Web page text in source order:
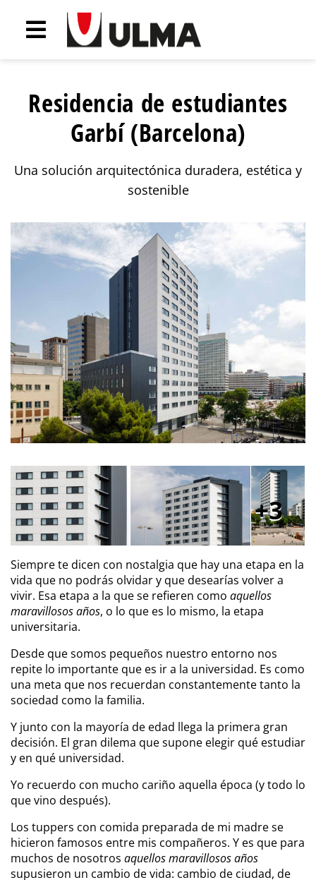
Residencia de estudiantes
Garbí (Barcelona)
Una solución arquitectónica duradera, estética y
sostenible
3
Siempre te dicen con nostalgia que hay una etapa en la
vida que no podrás olvidar y que desearías volver a
vivir. Esa etapa a la que se refieren como aquellos
maravillosos años, o lo que es lo mismo, la etapa
universitaria.
Desde que somos pequeños nuestro entorno nos
repite lo importante que es ir a la universidad. Es como
una meta que nos recuerdan constantemente tanto la
sociedad como la familia.
Y junto con la mayoría de edad llega la primera gran
decisión. El gran dilema que supone elegir qué estudiar
y en qué universidad.
Yo recuerdo con mucho cariño aquella época (y todo lo
que vino después).
Los tuppers con comida preparada de mi madre se
hicieron famosos entre mis compañeros. Y es que para
muchos de nosotros aquellos maravillosos años
supusieron un cambio de vida: cambio de ciudad, de